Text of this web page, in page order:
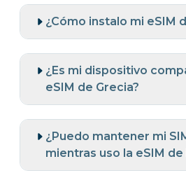
¿Cómo instalo mi eSIM
¿Es mi dispositivo
eSIM de Grecia?
¿Puedo mantener mi
mientras uso la eSIM de